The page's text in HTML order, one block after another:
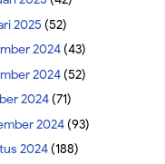
2025 (52)
2024(43)
2024(52)
2024(71)
2024(93)
2024(188)